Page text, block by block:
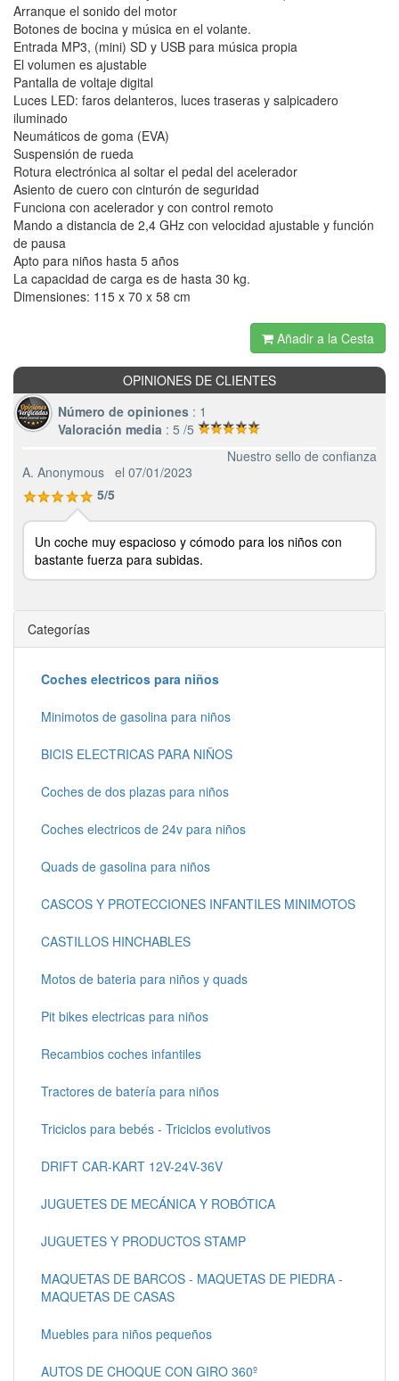
Arranque el sonido del motor
Botones de bocina y música en el volante.
Entrada MP3, (mini) SD y USB para música propia
El volumen es ajustable
Pantalla de voltaje digital
Luces LED: faros delanteros, luces traseras y salpicadero
iluminado
Neumáticos de goma (EVA)
Suspensión de rueda
Rotura electrónica al soltar el pedal del acelerador
Asiento de cuero con cinturón de seguridad
Funciona con acelerador y con control remoto
Mando a distancia de 2,4 GHz con velocidad ajustable y función
de pausa
Apto para niños hasta 5 años
La capacidad de carga es de hasta 30 kg.
Dimensiones: 115 x 70 x 58 cm
Añadir a la Cesta
OPINIONES DE CLIENTES
Número de opiniones : 1
Valoración media : 5 /5
Nuestro sello de confianza
A. Anonymous el 07/01/2023
5/5
Un coche muy espacioso y cómodo para los niños con
bastante fuerza para subidas.
Categorías
Coches electricos para niños
Minimotos de gasolina para niños
BICIS ELECTRICAS PARA NIÑOS
Coches de dos plazas para niños
Coches electricos de 24v para niños
Quads de gasolina para niños
CASCOS Y PROTECCIONES INFANTILES MINIMOTOS
CASTILLOS HINCHABLES
Motos de bateria para niños y quads
Pit bikes electricas para niños
Recambios coches infantiles
Tractores de batería para niños
Triciclos para bebés - Triciclos evolutivos
DRIFT CAR-KART 12V-24V-36V
JUGUETES DE MECÁNICA Y ROBÓTICA
JUGUETES Y PRODUCTOS STAMP
MAQUETAS DE BARCOS - MAQUETAS DE PIEDRA -
MAQUETAS DE CASAS
Muebles para niños pequeños
AUTOS DE CHOQUE CON GIRO 360º